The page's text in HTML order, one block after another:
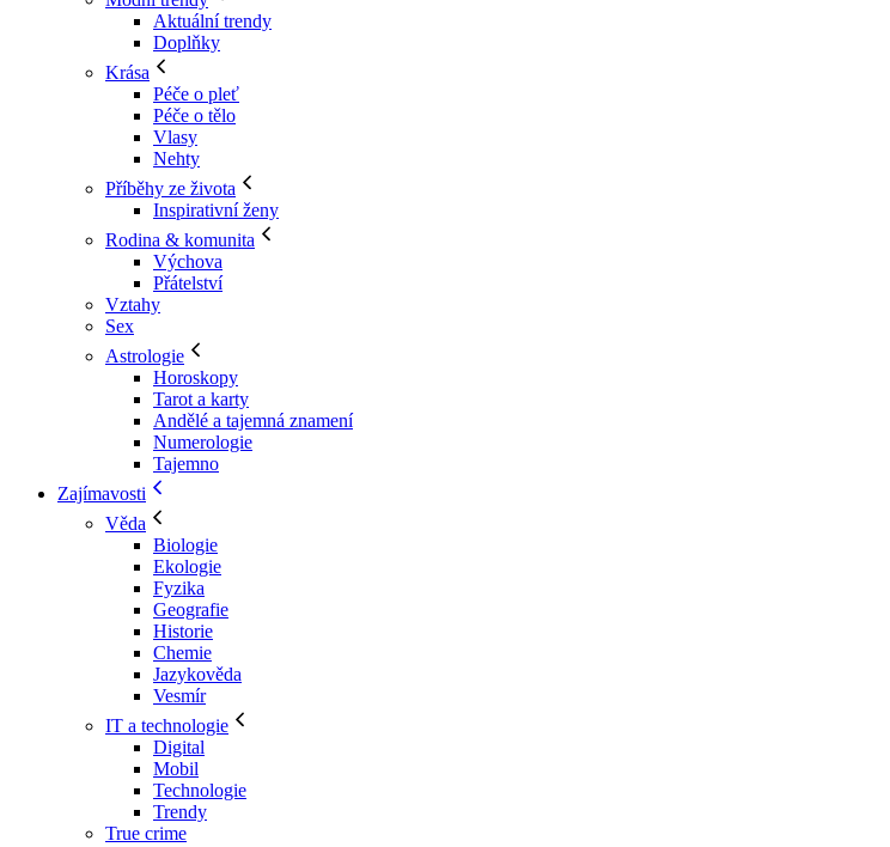
Aktuální trendy
Doplňky
Krása
Péče o pleť
Péče o tělo
Vlasy
Nehty
Příběhy ze života
Inspirativní ženy
Rodina & komunita
Výchova
Přátelství
Vztahy
Sex
Astrologie
Horoskopy
Tarot a karty
Andělé a tajemná znamení
Numerologie
Tajemno
Zajímavosti
Věda
Biologie
Ekologie
Fyzika
Geografie
Historie
Chemie
Jazykověda
Vesmír
IT a technologie
Digital
Mobil
Technologie
Trendy
True crime